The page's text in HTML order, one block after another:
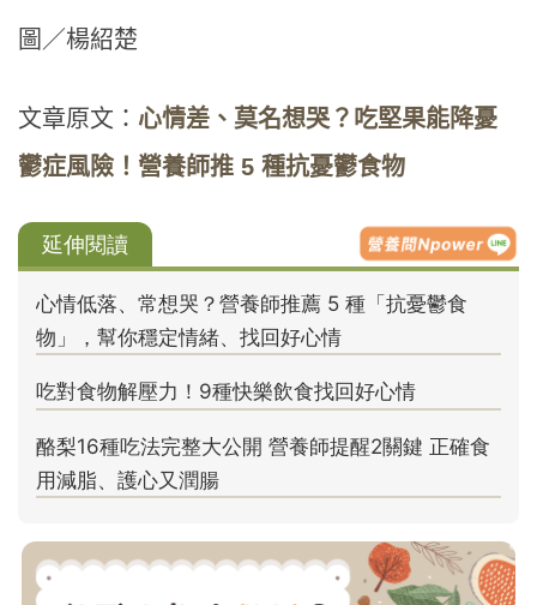
圖／楊紹楚
文章原文： 心情差、莫名想哭？吃堅果能降憂
鬱症風險！營養師推 5 種抗憂鬱食物